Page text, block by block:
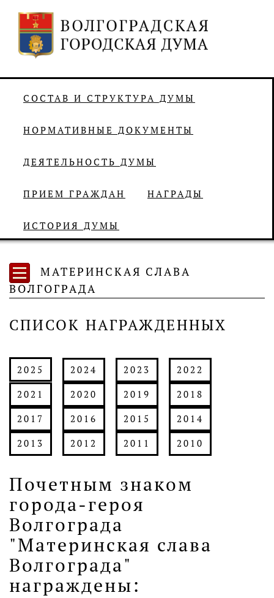
СОСТАВ И СТРУКТУРА ДУМЫ
НОРМАТИВНЫЕ ДОКУМЕНТЫ
ДЕЯТЕЛЬНОСТЬ ДУМЫ
ПРИЕМ ГРАЖДАН НАГРАДЫ
ИСТОРИЯ ДУМЫ
МАТЕРИНСКАЯ СЛАВА
ВОЛГОГРАДА
СПИСОК НАГРАЖДЕННЫХ
2025 2024 2023
2022
2021
2020 2019
2018
2017
2016 2015
2014
2013
2012 2011 2010
Почетным знаком
города-героя
Волгограда
"Материнская слава
Волгограда"
награждены: